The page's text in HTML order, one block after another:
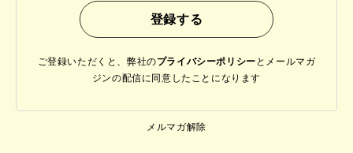
ご登録いただくと、弊社のプライバシーポリシー と メールマガ
ジンの配信に同意したことになります
メルマガ解除